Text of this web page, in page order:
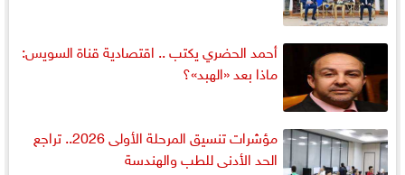
أحمد الحضري يكتب .. اقتصادية قناة السويس:
ماذا بعد «الهبد»؟
مؤشرات تنسيق المرحلة الأولى 2026.. تراجع
الحد الأدنى للطب والهندسة